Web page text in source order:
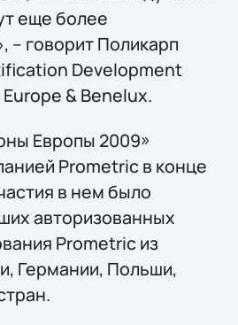
еще более
– говорит Поликарп
Development
& Benelux.
Европы 2009»
Prometric в конце
в нем было
авторизованных
Prometric из
Германии, Польши,